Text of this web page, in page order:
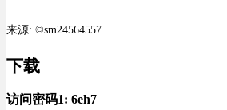
来源: ©sm24564557
下载
访问密码1: 6eh7